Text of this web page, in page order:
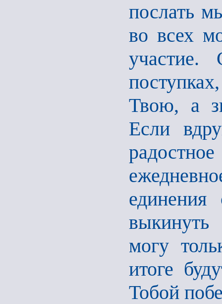
послать
во всех
Твою, а
Если
могу
итоге
Тобой